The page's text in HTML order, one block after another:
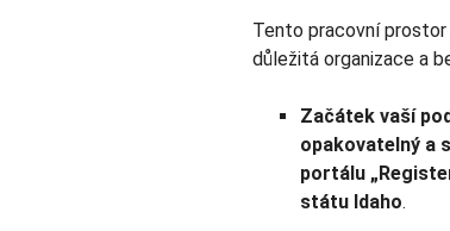
Tento pracovní prostor
důležitá organizace a
Začátek vaší
opakovatelný a
portálu
státu Idaho.